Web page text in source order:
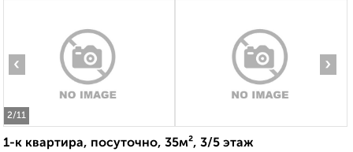
2/11
‹ ›
1-к квартира, посуточно, 35м², 3/5 этаж